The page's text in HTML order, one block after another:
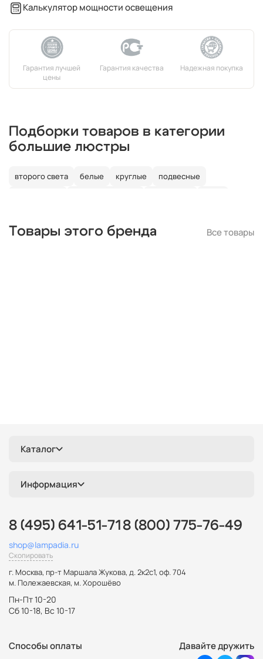
Калькулятор мощности освещения
Подборки товаров в категории
большие люстры
второго света белые круглые
подвесные
Товары этого бренда Все товары
Каталог
Информация
8 (495) 641-51-71 8 (800) 775-76-49
shop@lampadia.ru
Скопировать
г. Москва, пр-т Маршала Жукова, д. 2к2с1, оф. 704
м. Полежаевская, м. Хорошёво
Пн-Пт 10-20
Сб 10-18, Вс 10-17
Способы оплаты Давайте дружить